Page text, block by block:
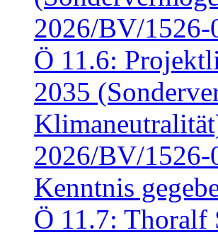
2026/BV/
Ö 11.6:
2035
2026/BV/
Kenntnis
Ö 11.7: Thoralf